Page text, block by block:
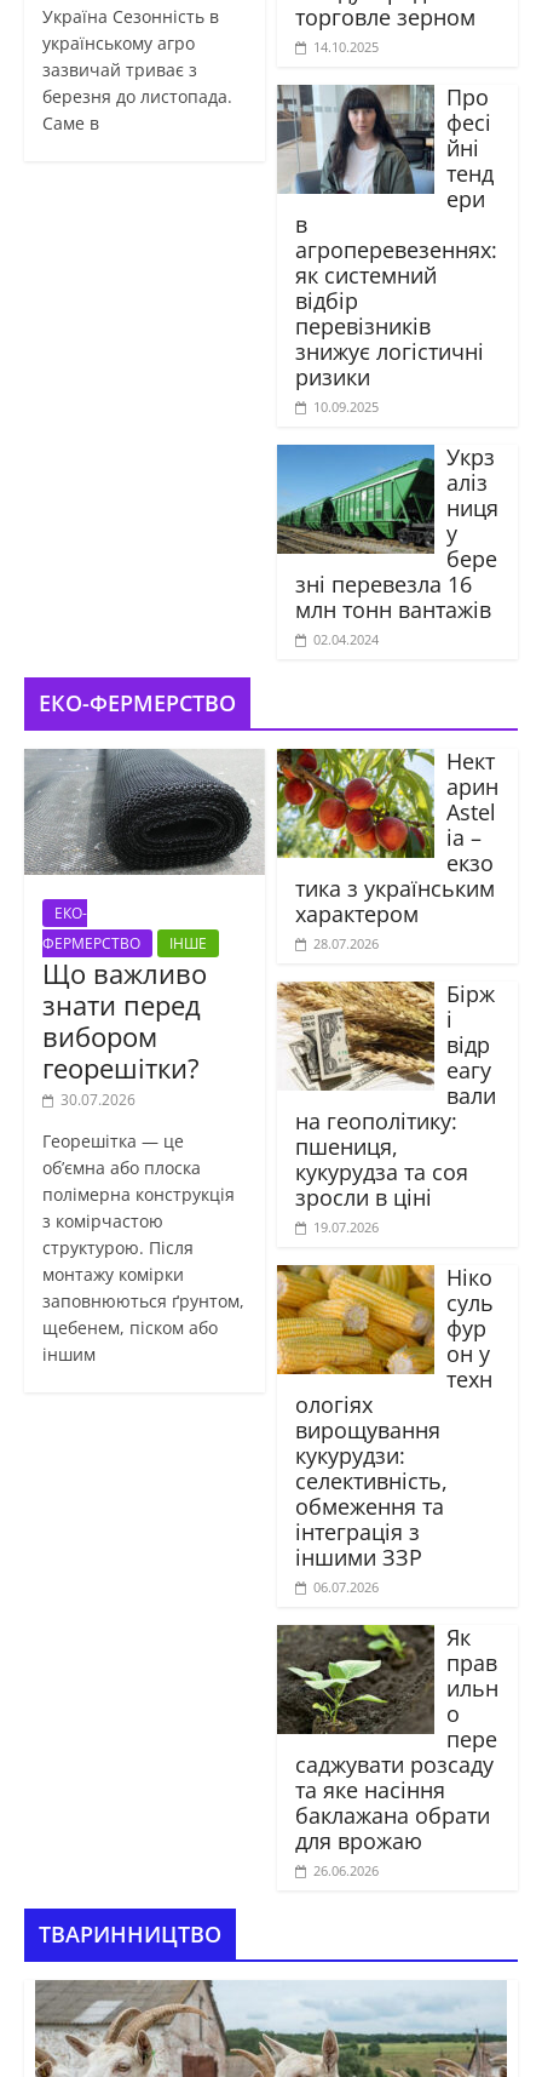
Україна Сезонність в
українському агро
зазвичай триває з
березня до листопада.
Саме в
торговле зерном
14.10.2025
Про
фесі
йні
тенд
ери
в
агроперевезеннях:
як системний
відбір
перевізників
знижує логістичні
ризики
10.09.2025
Укрз
аліз
ниця
у
бере
зні перевезла 16
млн тонн вантажів
02.04.2024
ЕКО-ФЕРМЕРСТВО
ЕКО-
ФЕРМЕРСТВО
ІНШЕ
Що важливо
знати перед
вибором
георешітки?
30.07.2026
Георешітка — це
об’ємна або плоска
полімерна конструкція
з комірчастою
структурою. Після
монтажу комірки
заповнюються ґрунтом,
щебенем, піском або
іншим
Нект
арин
Astel
ia –
екзо
тика з українським
характером
28.07.2026
Бірж
і
відр
еагу
вали
на геополітику:
пшениця,
кукурудза та соя
зросли в ціні
19.07.2026
Ніко
суль
фур
он у
техн
ологіях
вирощування
кукурудзи:
селективність,
обмеження та
інтеграція з
іншими ЗЗР
06.07.2026
Як
прав
ильн
о
пере
саджувати розсаду
та яке насіння
баклажана обрати
для врожаю
26.06.2026
ТВАРИННИЦТВО